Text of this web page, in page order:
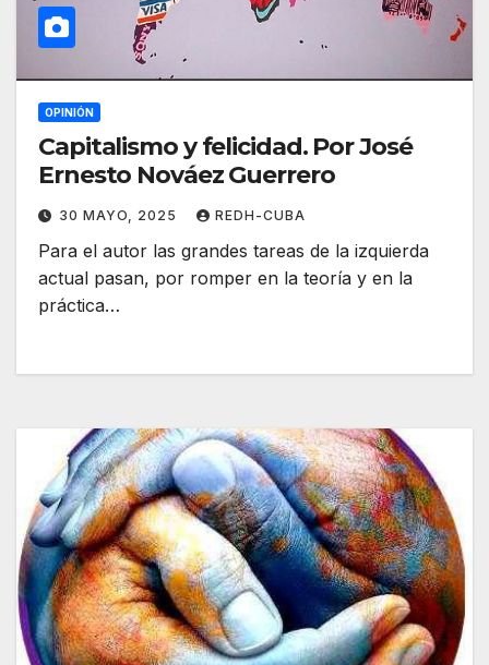
OPINIÓN
Capitalismo y felicidad. Por José
Ernesto Nováez Guerrero
30 MAYO, 2025 REDH-CUBA
Para el autor las grandes tareas de la izquierda
actual pasan, por romper en la teoría y en la
práctica…